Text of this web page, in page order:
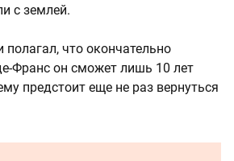
с землей.
что окончательно
Франс он сможет лишь 10 лет
предстоит еще не раз вернуться